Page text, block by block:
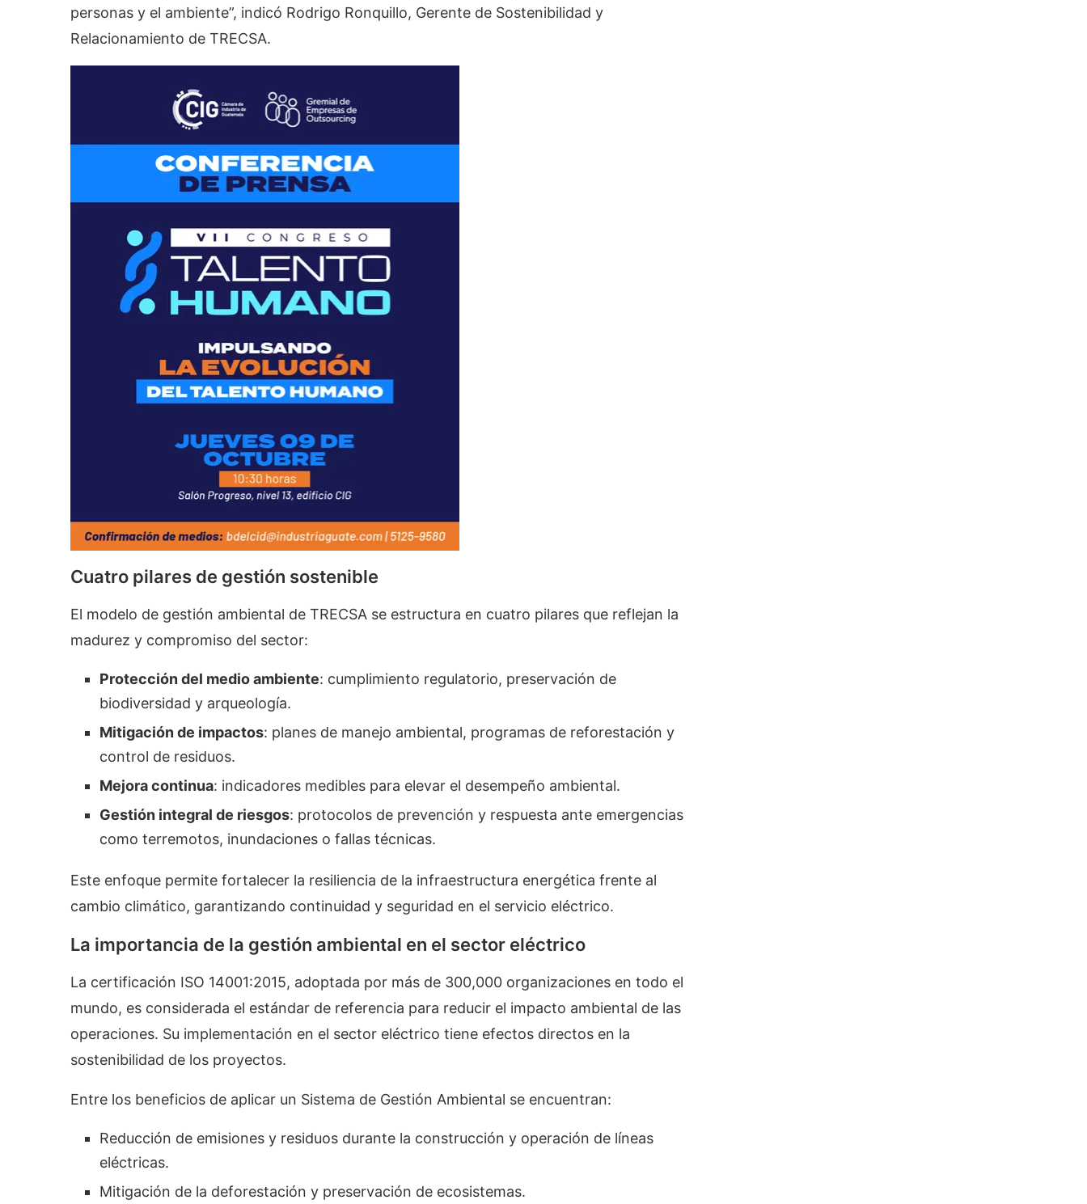
personas y el ambiente”, indicó Rodrigo Ronquillo, Gerente de Sostenibilidad y
Relacionamiento de TRECSA.
Cuatro pilares de gestión sostenible
El modelo de gestión ambiental de TRECSA se estructura en cuatro pilares que reflejan la
madurez y compromiso del sector:
Protección del medio ambiente: cumplimiento regulatorio, preservación de
biodiversidad y arqueología.
Mitigación de impactos: planes de manejo ambiental, programas de reforestación y
control de residuos.
Mejora continua: indicadores medibles para elevar el desempeño ambiental.
Gestión integral de riesgos: protocolos de prevención y respuesta ante emergencias
como terremotos, inundaciones o fallas técnicas.
Este enfoque permite fortalecer la resiliencia de la infraestructura energética frente al
cambio climático, garantizando continuidad y seguridad en el servicio eléctrico.
La importancia de la gestión ambiental en el sector eléctrico
La certificación ISO 14001:2015, adoptada por más de 300,000 organizaciones en todo el
mundo, es considerada el estándar de referencia para reducir el impacto ambiental de las
operaciones. Su implementación en el sector eléctrico tiene efectos directos en la
sostenibilidad de los proyectos.
Entre los beneficios de aplicar un Sistema de Gestión Ambiental se encuentran:
Reducción de emisiones y residuos durante la construcción y operación de líneas
eléctricas.
Mitigación de la deforestación y preservación de ecosistemas.